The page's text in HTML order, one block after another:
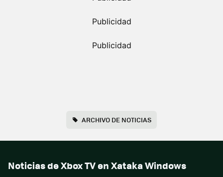
ARCHIVO DE NOTICIAS
Noticias de Xbox TV en Xataka Windows